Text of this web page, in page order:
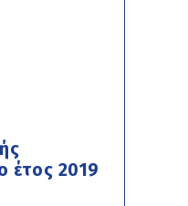
έτος 2019